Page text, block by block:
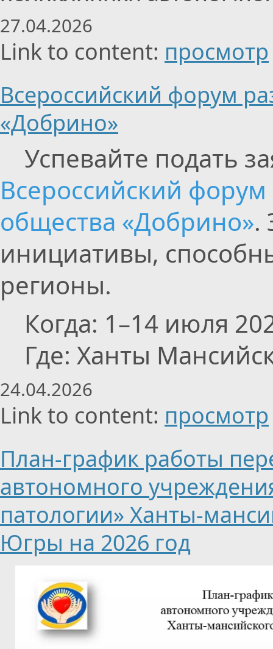
27.04.2026
Link to content: просмотр
Всероссийский форум
«Добрино»
Успевайте подать
Всероссийский
общества «Добрино».
инициативы,
регионы.
Когда: 1–14 июля
Где: Ханты
24.04.2026
Link to content: просмотр
План-график работы
автономного
патологии» Ханты-
Югры на 2026 год